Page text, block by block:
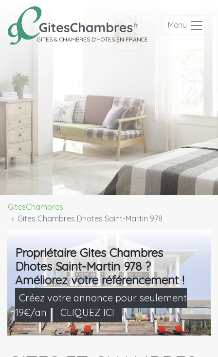
GITES & CHAMBRES D'HOTES EN FRANCE
Menu
GitesChambres
Gites Chambres Dhotes Saint-Martin 978
Propriétaire Gites Chambres
Dhotes Saint-Martin 978 ?
Améliorez votre référencement !
Créez votre annonce pour seulement
19€/an
CLIQUEZ ICI